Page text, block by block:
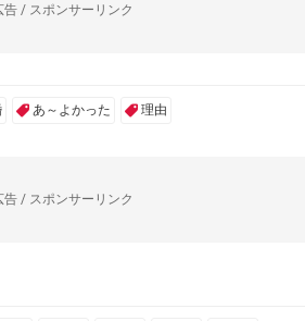
告 / スポンサーリンク
あ～よかった 理由
告 / スポンサーリンク